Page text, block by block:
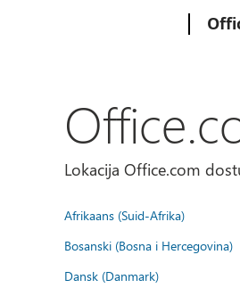
Lokacija Office.com
Afrikaans (Suid-Afrika)
Bosanski (Bosna i Hercegovina)
Dansk (Danmark)